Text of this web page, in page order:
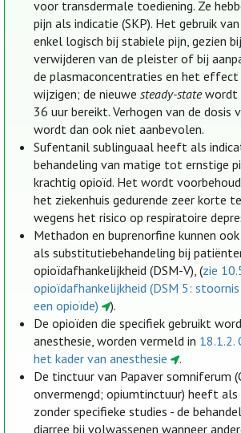
voor transdermale toediening. Ze
pijn als indicatie (SKP). Het gebruik
enkel logisch bij stabiele pijn, gezien
verwijderen van de pleister of bij
de plasmaconcentraties en het
wijzigen; de nieuwesteady-statewordt
36 uur bereikt. Verhogen van de dosis
wordt dan ook niet aanbevolen.
Sufentanil sublinguaal heeft als
behandeling van matige tot ernstige
krachtig opioïd. Het wordt
het ziekenhuis gedurende zeer korte
wegens het risico op respiratoire
Methadon en buprenorfine kunnen
als substitutiebehandeling bij
opioïdafhankelijkheid (DSM-V), (zie
opioïdafhankelijkheid (DSM 5:
een opioïde)
).
De opioïden die specifiek gebruikt
anesthesie, worden vermeld in 18.1.2.
het kader van anesthesie
.
De tinctuur van Papaver somniferum
onvermengd; opiumtinctuur) heeft als
zonder specifieke studies - de
diarree bij volwassenen wanneer